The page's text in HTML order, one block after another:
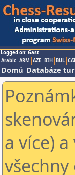
Logged on: Gast
Arabic ARM AZE BIH BUL
Domů Databáze
a více)